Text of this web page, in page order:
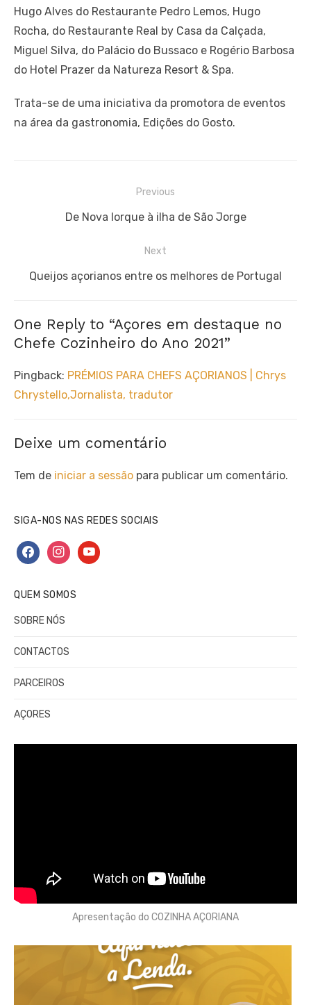
Hugo Alves do Restaurante Pedro Lemos, Hugo
Rocha, do Restaurante Real by Casa da Calçada,
Miguel Silva, do Palácio do Bussaco e Rogério Barbosa
do Hotel Prazer da Natureza Resort & Spa.
Trata-se de uma iniciativa da promotora de eventos
na área da gastronomia, Edições do Gosto.
Previous
Previous
De Nova Iorque à ilha de São Jorge
Next
Next
Queijos açorianos entre os melhores de Portugal
One Reply to “Açores em destaque no
Chefe Cozinheiro do Ano 2021”
Pingback: PRÉMIOS PARA CHEFS AÇORIANOS | Chrys
Chrystello,Jornalista, tradutor
Deixe um comentário
Tem de iniciar a sessão para publicar um comentário.
SIGA-NOS NAS REDES SOCIAIS
facebookinstagramyoutube
QUEM SOMOS
SOBRE NÓS
CONTACTOS
PARCEIROS
AÇORES
Apresentação do COZINHA AÇORIANA